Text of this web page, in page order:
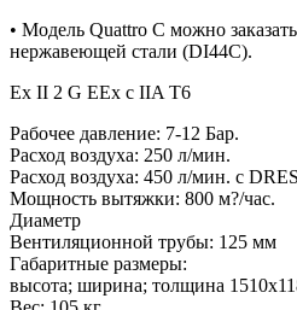
• Модель Quattro C можно
нержавеющей стали (DI44С).
Ex II 2 G EEx c IIA T6
Рабочее давление: 7-12 Бар.
Расход воздуха: 250 л/мин.
Расход воздуха: 450 л/мин. с
Мощность вытяжки: 800 м?/час.
Диаметр
Вентиляционной трубы: 125 мм
Габаритные размеры:
высота; ширина; толщина